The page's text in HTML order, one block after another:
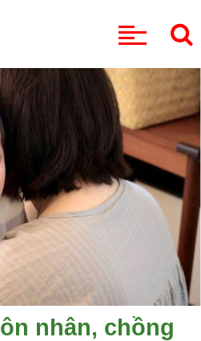
nhân, chồng